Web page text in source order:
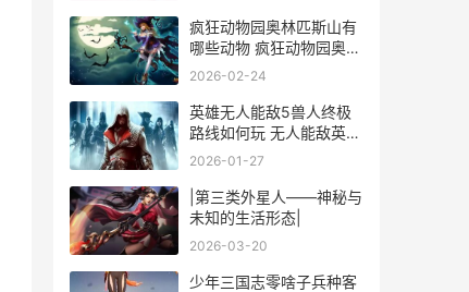
疯狂动物园奥林匹斯山有
哪些动物 疯狂动物园奥林
匹斯山隐藏动物
2026-02-24
英雄无人能敌5兽人终极
路线如何玩 无人能敌英文
缩写
2026-01-27
|第三类外星人——神秘与
未知的生活形态|
2026-03-20
少年三国志零啥子兵种客